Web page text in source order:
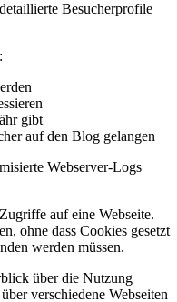
Besucherprofile
gibt
auf den Blog gelangen
Webserver-Logs
auf eine Webseite.
ohne dass Cookies gesetzt
werden müssen.
über die Nutzung
verschiedene Webseiten